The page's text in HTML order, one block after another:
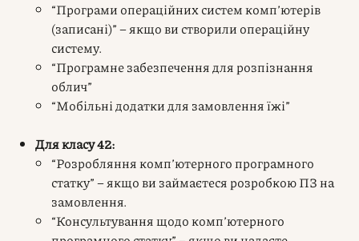
“Програми операційних систем комп’ютерів
(записані)” – якщо ви створили операційну
систему.
“Програмне забезпечення для розпізнання
облич”
“Мобільні додатки для замовлення їжі”
Для класу 42:
“Розробляння комп’ютерного програмного
статку” – якщо ви займаєтеся розробкою ПЗ на
замовлення.
“Консультування щодо комп’ютерного